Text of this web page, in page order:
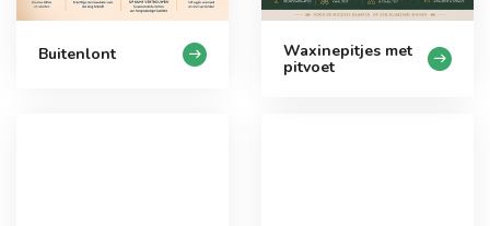
Buitenlont Waxinepitjes met
pitvoet